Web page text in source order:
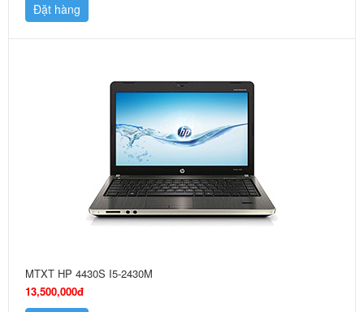
Đặt hàng
MTXT HP 4430S I5-2430M
13,500,000đ